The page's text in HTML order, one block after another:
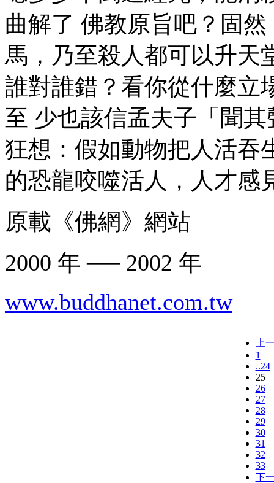
曲解了 佛教原旨吧？固
馬，乃至殺人都可以升天
誰對誰錯？看你從什麼立
至 少也該信孟夫子「聞
狂想：假如動物把人活吞
的恐龍咬噬活人，人才感
原載《佛網》網站
2000 年 ── 2002 年
www.buddhanet.com.tw
上
1
..24
25
26
27
28
29
30
31
32
33
下